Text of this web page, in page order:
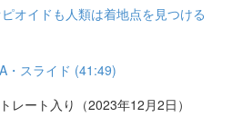
オイドも人類は着地点を見つける
・スライド (41:49)
レート入り（2023年12月2日）